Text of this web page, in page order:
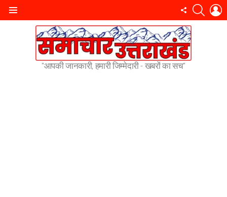
FOLLOW
"आपकी जानकारी, हमारी जिम्मेदारी - खबरों का सच"